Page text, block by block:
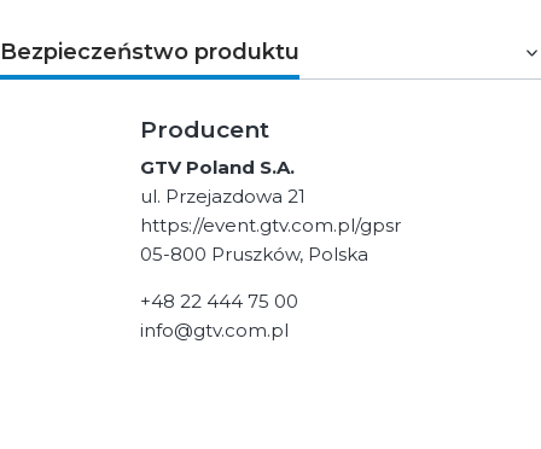
Bezpieczeństwo produktu
Producent
GTV Poland S.A.
ul. Przejazdowa 21
https://event.gtv.com.pl/gpsr
05-800 Pruszków, Polska
+48 22 444 75 00
info@gtv.com.pl